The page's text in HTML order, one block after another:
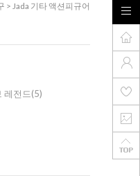
> Jada 기타 액션피규어
레전드(5)